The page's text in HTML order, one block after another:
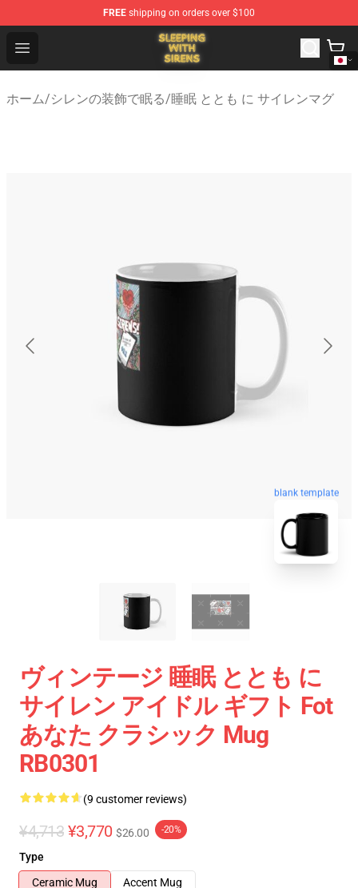
FREE shipping on orders over $100
Open menu
Sleeping With Sirens Store - Official Sleeping With
ホーム/シレンの装飾で眠る/睡眠 ととも に サイレンマグ
blank template
ヴィンテージ 睡眠 ととも に
サイレン アイドル ギフト Fot
あなた クラシック Mug
RB0301
(9 customer reviews)
¥4,713 ¥3,770 $26.00 -20%
Type
Ceramic Mug
Accent Mug